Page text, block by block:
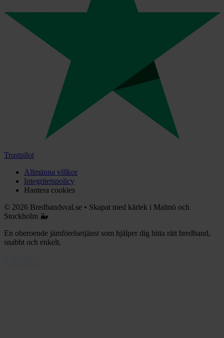
Trustpilot
Allmänna villkor
Integritetspolicy
Hantera cookies
© 2026 Bredbandsval.se • Skapat med kärlek i Malmö och
Stockholm 🐳
En oberoende jämförelsetjänst som hjälper dig hitta rätt bredband,
snabbt och enkelt.